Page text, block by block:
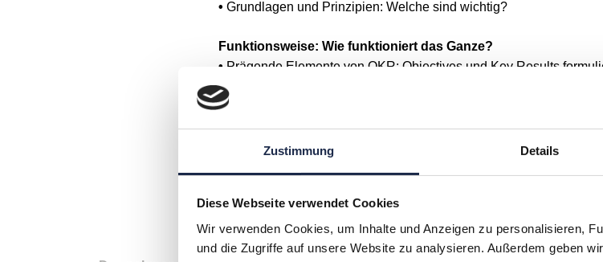
Zustimmung Details
Diese Webseite verwendet Cookies
Wir verwenden Cookies, um Inhalte und Anzeigen zu personalisieren,
und die Zugriffe auf unsere Website zu analysieren. Außerdem geben
• Grundlagen und Prinzipien: Welche sind wichtig?
Funktionsweise: Wie funktioniert das Ganze?
• Prägende Elemente von OKR: Objectives und Key Results
•Ablauf: Von der strategischen Basis bis zum Review der
•Wirkungsweise: Welche Effekte können erzielt werden und welche
Nebenwirkungen können auftreten?
•Vorgehensweise: Wie können OKR erfolgreich eingeführt oder
•Tipps & Tricks zur praktischen Einführung